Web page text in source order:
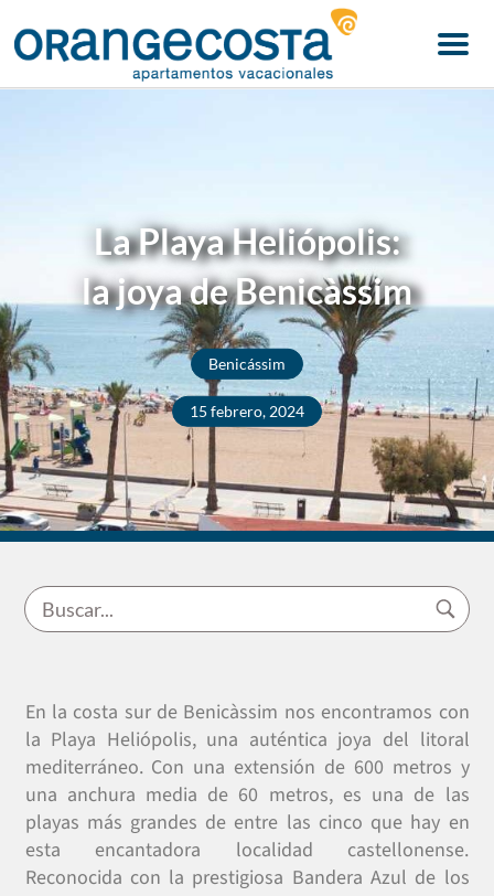
Menu
La Playa Heliópolis:
la joya de Benicàssim
Benicássim
15 febrero, 2024
En la costa sur de Benicàssim nos encontramos con
la Playa Heliópolis, una auténtica joya del litoral
mediterráneo. Con una extensión de 600 metros y
una anchura media de 60 metros, es una de las
playas más grandes de entre las cinco que hay en
esta encantadora localidad castellonense.
Reconocida con la prestigiosa Bandera Azul de los